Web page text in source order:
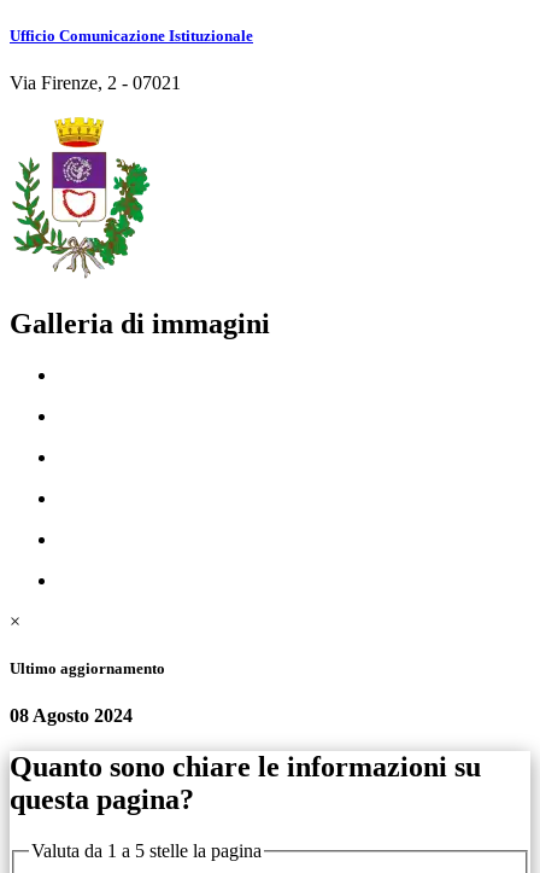
Ufficio Comunicazione Istituzionale
Via Firenze, 2 - 07021
Galleria di immagini
×
Ultimo aggiornamento
08 Agosto 2024
Quanto sono chiare le informazioni su
questa pagina?
Valuta da 1 a 5 stelle la pagina